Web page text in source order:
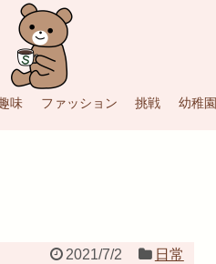
味 ファッション 挑戦 幼稚園
2021/7/2 日常